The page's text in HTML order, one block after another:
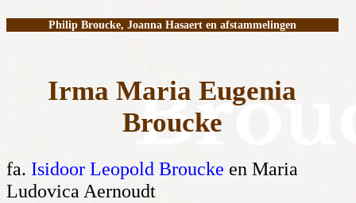
Philip Broucke, Joanna Hasaert en afstammelingen
Irma Maria Eugenia
Broucke
fa. Isidoor Leopold Broucke en Maria
Ludovica Aernoudt